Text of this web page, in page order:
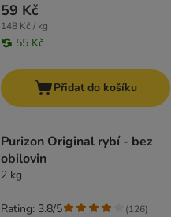
59 Kč
148 Kč / kg
55 Kč
Přidat do košíku
Purizon Original rybí - bez
obilovin
2 kg
Rating: 3.8/5 (126)